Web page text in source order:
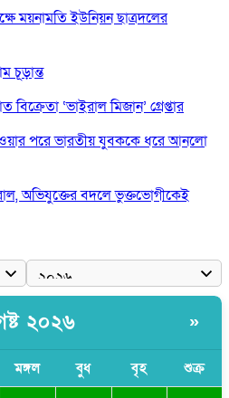
ময়নামতি ইউনিয়ন ছাত্রদলের
চূড়ান্ত
‘ভাইরাল মিজান’ গ্রেপ্তার
পরে ভারতীয় যুবককে ধরে আনলো
অভিযুক্তের বদলে ভুক্তভোগীকেই
লাখ, এমপিদের ৫ লাখ: নুরুল হক নুর
বিএনপির বিবেচনায় মির্জা ফখরুল
পর মাস: কুমিল্লার ‘আমতলীতে’
২০২৬ »
মঙ্গল বুধ বৃহ শুক্র